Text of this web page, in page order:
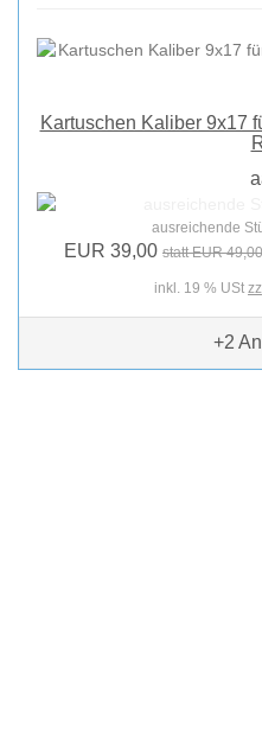
Kartuschen Kaliber 9x17
ausreichende
EUR 39,00 statt EUR 49,00
inkl. 19 % USt
+2